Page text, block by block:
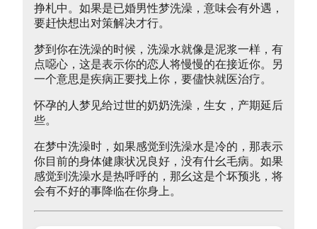
挣札中。如果是已婚男性梦洗澡，意味会有外遇，
要赶快想出对策解决才行。
梦到你在洗澡的时候，洗澡水就像是泥浆一样，有
点噁心，这是表示你的恋人将慢慢的在接近你。另
一个意思是疾病正要找上你，要儘快就医治疗。
怀孕的人梦见给过世的奶奶洗澡，生女，产期延后
些。
在梦中洗澡时，如果感觉到洗澡水是冷的，那表示
你目前的身体健康状况良好，没有什幺毛病。如果
感觉到洗澡水是热呼呼的，那幺这是个坏预兆，将
会有不好的事降临在你身上。